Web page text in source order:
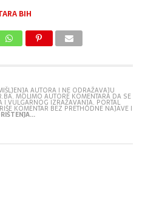
BIH
AUTORA I NE ODRAŽAVAJU
MOLIMO AUTORE KOMENTARA DA SE
VULGARNOG IZRAŽAVANJA. PORTAL
KOMENTAR BEZ PRETHODNE NAJAVE I